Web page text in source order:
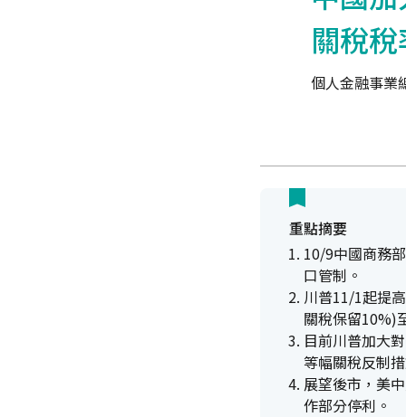
關稅稅
個人金融事業
重點摘要
10/9中國商務
口管制。
川普11/1起提
關稅保留10%)
目前川普加大
等幅關稅反制措
展望後市，美
作部分停利。